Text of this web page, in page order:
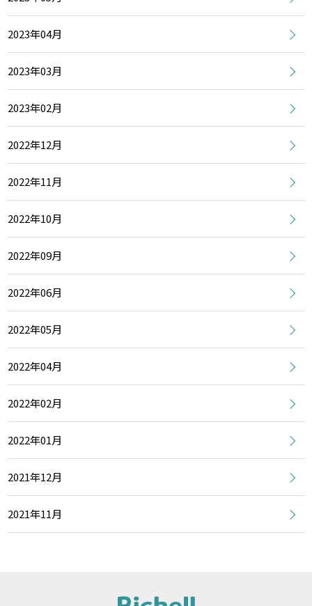
2023年04月
2023年03月
2023年02月
2022年12月
2022年11月
2022年10月
2022年09月
2022年06月
2022年05月
2022年04月
2022年02月
2022年01月
2021年12月
2021年11月